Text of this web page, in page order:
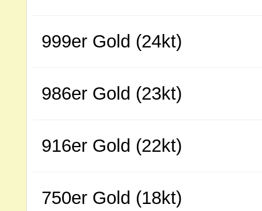
999er Gold (24kt)
986er Gold (23kt)
916er Gold (22kt)
750er Gold (18kt)